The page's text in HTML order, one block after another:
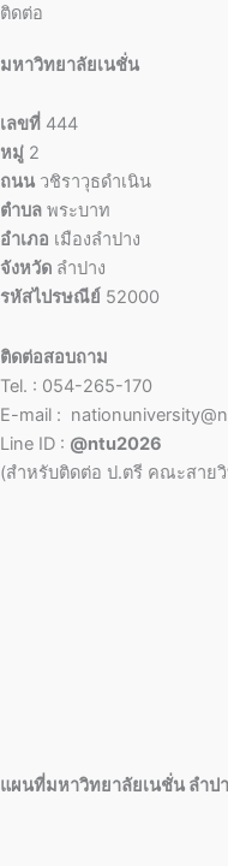
ติดต่อ
มหาวิทยาลัยเนชั่น
เลขที่ 444
หมู่ 2
ถนน วชิราวุธดำเนิน
ตำบล พระบาท
อำเภอ เมืองลำปาง
จังหวัด ลำปาง
รหัสไปรษณีย์ 52000
ติดต่อสอบถาม
Tel. : 054-265-170
E-mail :
Line ID : @ntu2026
(สำหรับติดต่อ ป.ตรี คณะสาย
แผนที่มหาวิทยาลัยเนชั่น ลำป